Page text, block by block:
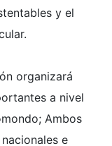
y el
organizará
a nivel
Ambos
e